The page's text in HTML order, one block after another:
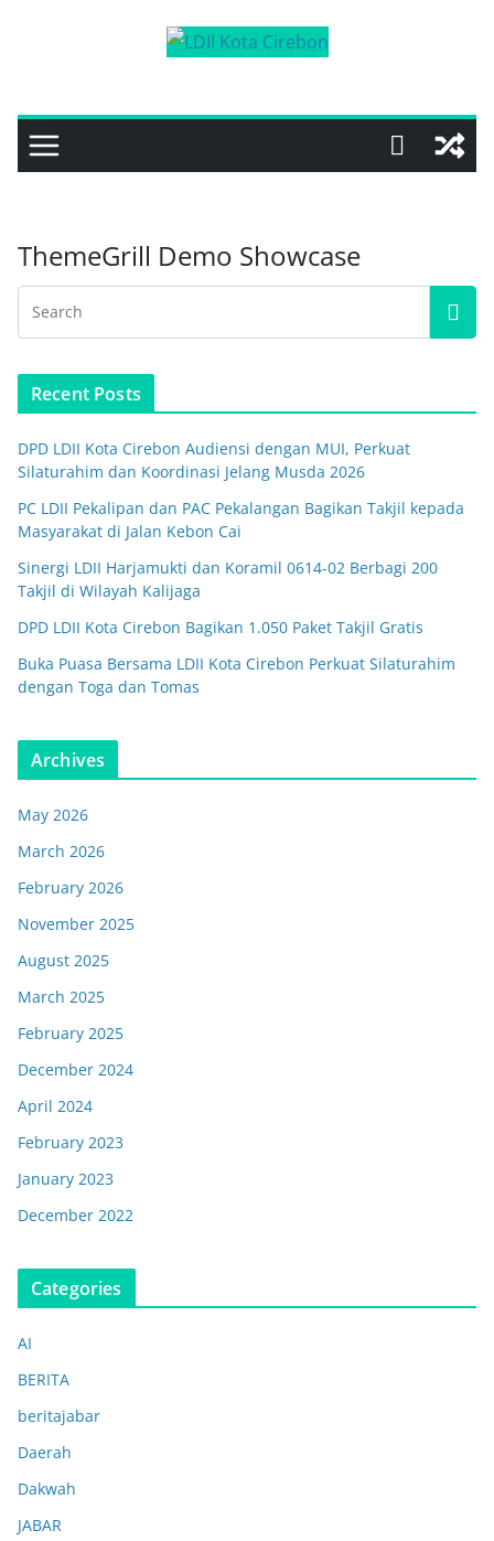
ThemeGrill Demo Showcase
Recent Posts
DPD LDII Kota Cirebon Audiensi dengan MUI, Perkuat
Silaturahim dan Koordinasi Jelang Musda 2026
PC LDII Pekalipan dan PAC Pekalangan Bagikan Takjil kepada
Masyarakat di Jalan Kebon Cai
Sinergi LDII Harjamukti dan Koramil 0614-02 Berbagi 200
Takjil di Wilayah Kalijaga
DPD LDII Kota Cirebon Bagikan 1.050 Paket Takjil Gratis
Buka Puasa Bersama LDII Kota Cirebon Perkuat Silaturahim
dengan Toga dan Tomas
Archives
May 2026
March 2026
February 2026
November 2025
August 2025
March 2025
February 2025
December 2024
April 2024
February 2023
January 2023
December 2022
Categories
AI
BERITA
beritajabar
Daerah
Dakwah
JABAR